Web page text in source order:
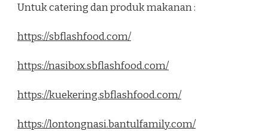
Untuk catering dan produk makanan :
https://sbflashfood.com/
https://nasibox.sbflashfood.com/
https://kuekering.sbflashfood.com/
https://lontongnasi.bantulfamily.com/